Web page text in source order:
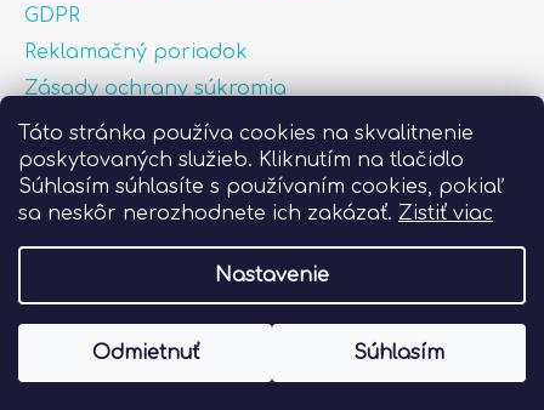
Táto stránka používa cookies na skvalitnenie
poskytovaných služieb. Kliknutím na tlačidlo
Súhlasím súhlasíte s používaním cookies, pokiaľ
sa neskôr nerozhodnete ich zakázať. Zistiť viac
Nastavenie
Odmietnuť Súhlasím
GDPR
Reklamačný poriadok
Zásady ochrany súkromia
Zásady používania súborov cookies
O nás
FAQ
Vytvoril Shoptet
Copyright 2026
. Všetky práva
vyhradené.Upraviť nastavenie cookies